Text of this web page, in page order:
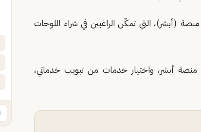
(أبشر)، التي تمكّن الراغبين في شراء اللوحات
أبشر، واختيار خدمات من تبويب خدماتي،